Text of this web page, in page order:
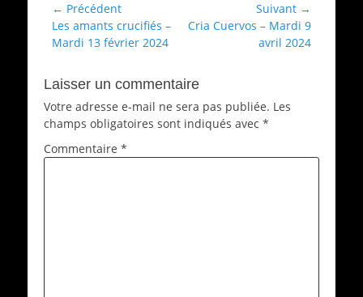
Navigation
de
l’article
← Précédent
Article
précédent :
Les amants crucifiés –
Mardi 13 février 2024
Suivant →
Article
Cria Cuervos – Mardi 9
avril 2024
Laisser un commentaire
Votre adresse e-mail ne sera pas publiée. Les
champs obligatoires sont indiqués avec *
Commentaire *